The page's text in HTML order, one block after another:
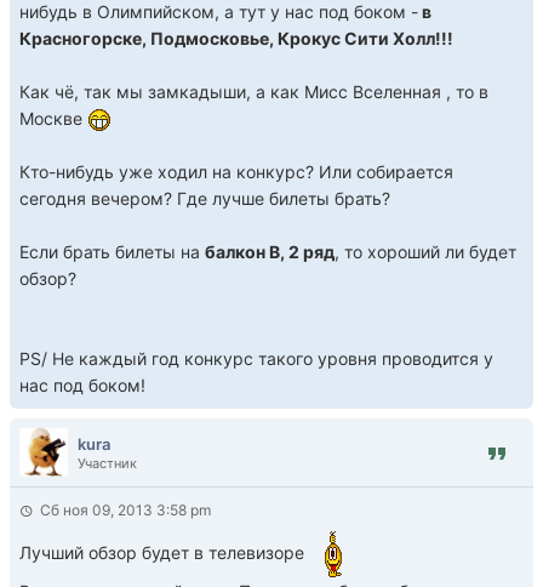
нибудь в Олимпийском, а тут у нас под боком -в
Красногорске, Подмосковье, Крокус Сити Холл!!!
Как чё, так мы замкадыши, а как Мисс Вселенная , то в
Москве
Кто-нибудь уже ходил на конкурс? Или собирается
сегодня вечером? Где лучше билеты брать?
Если брать билеты на балкон В, 2 ряд, то хороший ли будет
обзор?
PS/ Не каждый год конкурс такого уровня проводится у
нас под боком!
kura
Участник
Сб ноя 09, 2013 3:58 pm
Лучший обзор будет в телевизоре